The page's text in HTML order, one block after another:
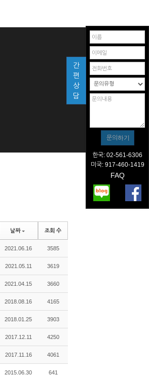
날짜 조회 수
2021.06.16 3585
2021.05.11 3619
2021.04.15 3660
2018.08.16 4165
2018.01.25 3903
2017.12.11 4250
2017.11.16 4061
2015.06.30 641
간
편
상
담
한국: 02-561-6306
미국: 917-460-1419
FAQ